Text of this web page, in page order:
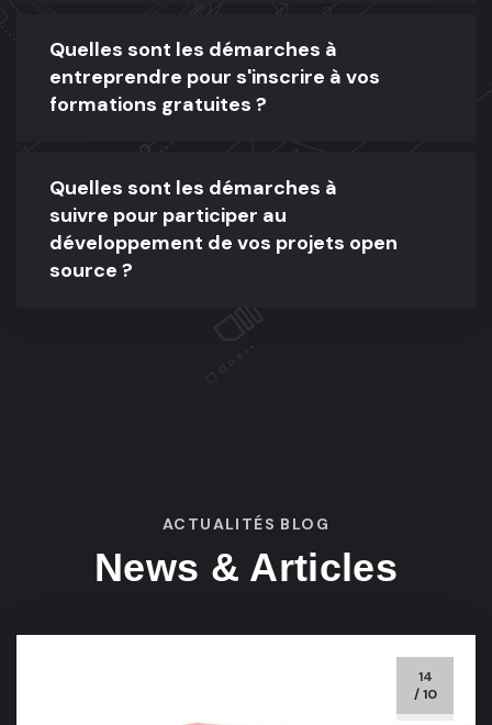
Quelles sont les démarches à
entreprendre pour s'inscrire à vos
formations gratuites ?
Quelles sont les démarches à
suivre pour participer au
développement de vos projets open
source ?
ACTUALITÉS BLOG
News & Articles
14
/ 10